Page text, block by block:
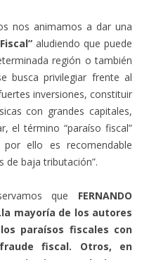
nos animamos a dar una
aludiendo que puede
región o también
busca privilegiar frente al
inversiones, constituir
con grandes capitales,
el término “paraíso fiscal”
por ello es recomendable
de baja tributación”.
que FERNANDO
mayoría de los autores
paraísos fiscales con
fiscal. Otros, en